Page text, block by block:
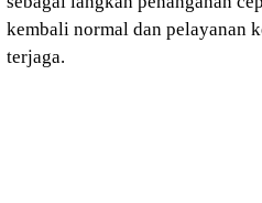
kembali normal dan pelayanan
terjaga.